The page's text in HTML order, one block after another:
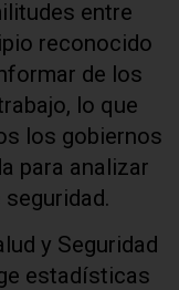
entre
reconocido
de los
lo que
los gobiernos
para analizar
y Seguridad
estadísticas